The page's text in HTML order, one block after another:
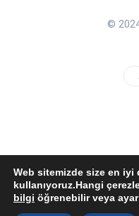
©
Web sitemizde size en
kullanıyoruz.Hangi
bilgi öğrenebilir veya